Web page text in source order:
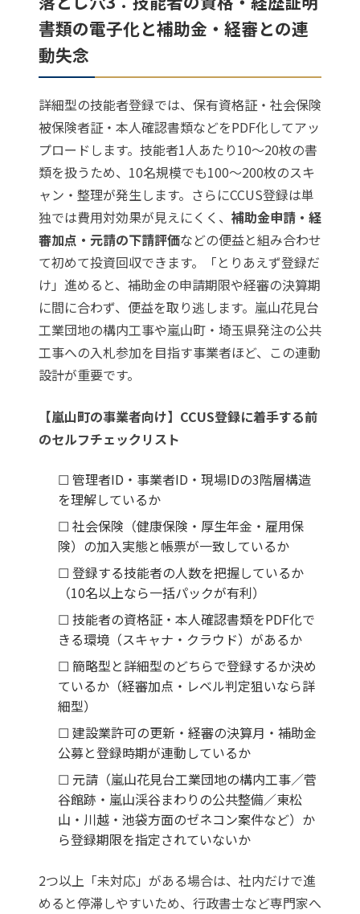
書類の電子化と補助金・経審との連
動失念
詳細型の技能者登録では、保有資格証・社会保険
被保険者証・本人確認書類などをPDF化してアッ
プロードします。技能者1人あたり10〜20枚の書
類を扱うため、10名規模でも100〜200枚のスキ
ャン・整理が発生します。さらにCCUS登録は単
独では費用対効果が見えにくく、 補助金申請・経
審加点・元請の下請評価などの便益と組み合わせ
て初めて投資回収できます。「とりあえず登録だ
け」進めると、補助金の申請期限や経審の決算期
に間に合わず、便益を取り逃します。嵐山花見台
工業団地の構内工事や嵐山町・埼玉県発注の公共
工事への入札参加を目指す事業者ほど、この連動
設計が重要です。
【嵐山町の事業者向け】CCUS登録に着手する前
のセルフチェックリスト
☐ 管理者ID・事業者ID・現場IDの3階層構造
を理解しているか
☐ 社会保険（健康保険・厚生年金・雇用保
険）の加入実態と帳票が一致しているか
☐ 登録する技能者の人数を把握しているか
（10名以上なら一括パックが有利）
☐ 技能者の資格証・本人確認書類をPDF化で
きる環境（スキャナ・クラウド）があるか
☐ 簡略型と詳細型のどちらで登録するか決め
ているか（経審加点・レベル判定狙いなら詳
細型）
☐ 建設業許可の更新・経審の決算月・補助金
公募と登録時期が連動しているか
☐ 元請（嵐山花見台工業団地の構内工事／菅
谷館跡・嵐山渓谷まわりの公共整備／東松
山・川越・池袋方面のゼネコン案件など）か
ら登録期限を指定されていないか
2つ以上「未対応」がある場合は、社内だけで進
めると停滞しやすいため、行政書士など専門家へ